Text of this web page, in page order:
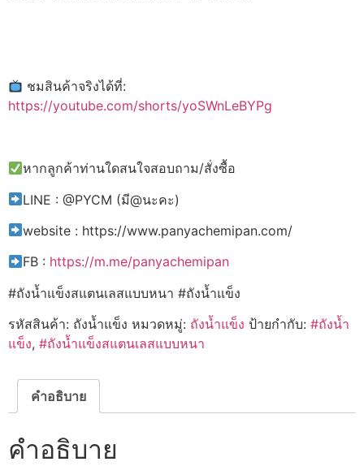
ชมสินค้าจริงได้ที่:
https://youtube.com/shorts/yoSWnLeBYPg
หากลูกค้าท่านใดสนใจสอบถาม/สั่งซื้อ
LINE : @PYCM (มี@นะคะ)
website : https://www.panyachemipan.com/
FB : https://m.me/panyachemipan
#ถังน้ำแข็งสแตนเลสแบบหนา #ถังน้ำแข็ง
รหัสสินค้า: ถังน้ำแข็ง หมวดหมู่: ถังน้ำแข็ง ป้ายกำกับ: #ถังน้ำ
แข็ง, #ถังน้ำแข็งสแตนเลสแบบหนา
คำอธิบาย
คำอธิบาย